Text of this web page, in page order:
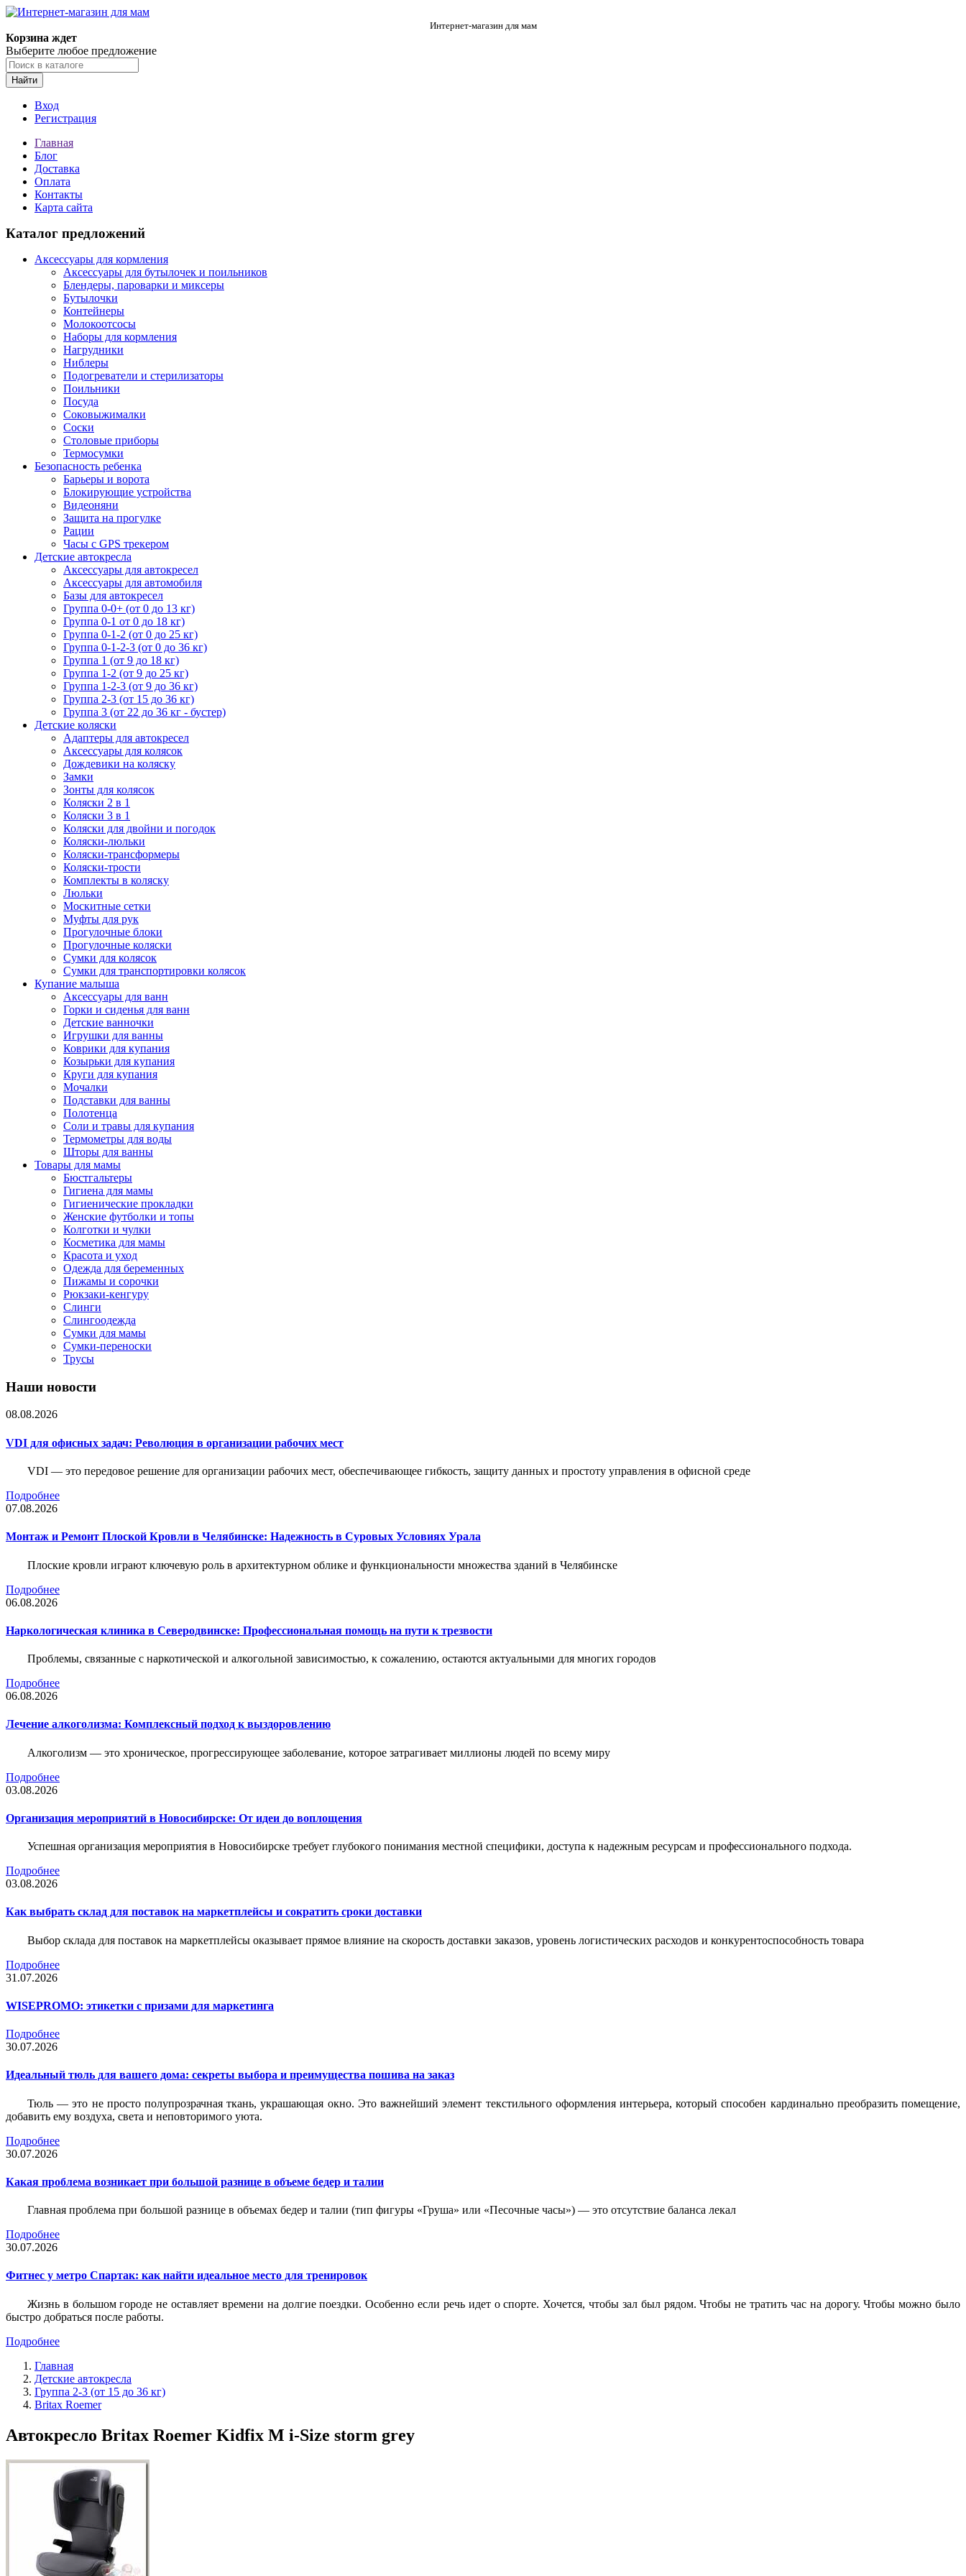
Интернет-магазин для мам
Корзина ждет
Выберите любое предложение
Найти
Вход
Регистрация
Главная
Блог
Доставка
Оплата
Контакты
Карта сайта
Каталог предложений
Аксессуары для кормления
Аксессуары для бутылочек и поильников
Блендеры, пароварки и миксеры
Бутылочки
Контейнеры
Молокоотсосы
Наборы для кормления
Нагрудники
Ниблеры
Подогреватели и стерилизаторы
Поильники
Посуда
Соковыжималки
Соски
Столовые приборы
Термосумки
Безопасность ребенка
Барьеры и ворота
Блокирующие устройства
Видеоняни
Защита на прогулке
Рации
Часы с GPS трекером
Детские автокресла
Аксессуары для автокресел
Аксессуары для автомобиля
Базы для автокресел
Группа 0-0+ (от 0 до 13 кг)
Группа 0-1 от 0 до 18 кг)
Группа 0-1-2 (от 0 до 25 кг)
Группа 0-1-2-3 (от 0 до 36 кг)
Группа 1 (от 9 до 18 кг)
Группа 1-2 (от 9 до 25 кг)
Группа 1-2-3 (от 9 до 36 кг)
Группа 2-3 (от 15 до 36 кг)
Группа 3 (от 22 до 36 кг - бустер)
Детские коляски
Адаптеры для автокресел
Аксессуары для колясок
Дождевики на коляску
Замки
Зонты для колясок
Коляски 2 в 1
Коляски 3 в 1
Коляски для двойни и погодок
Коляски-люльки
Коляски-трансформеры
Коляски-трости
Комплекты в коляску
Люльки
Москитные сетки
Муфты для рук
Прогулочные блоки
Прогулочные коляски
Сумки для колясок
Сумки для транспортировки колясок
Купание малыша
Аксессуары для ванн
Горки и сиденья для ванн
Детские ванночки
Игрушки для ванны
Коврики для купания
Козырьки для купания
Круги для купания
Мочалки
Подставки для ванны
Полотенца
Соли и травы для купания
Термометры для воды
Шторы для ванны
Товары для мамы
Бюстгальтеры
Гигиена для мамы
Гигиенические прокладки
Женские футболки и топы
Колготки и чулки
Косметика для мамы
Красота и уход
Одежда для беременных
Пижамы и сорочки
Рюкзаки-кенгуру
Слинги
Слингоодежда
Сумки для мамы
Сумки-переноски
Трусы
Наши новости
08.08.2026
VDI для офисных задач: Революция в организации рабочих мест
VDI — это передовое решение для организации рабочих мест, обеспечивающее гибкость, защиту данных и простоту управления в офисной среде
Подробнее
07.08.2026
Монтаж и Ремонт Плоской Кровли в Челябинске: Надежность в Суровых Условиях Урала
Плоские кровли играют ключевую роль в архитектурном облике и функциональности множества зданий в Челябинске
Подробнее
06.08.2026
Наркологическая клиника в Северодвинске: Профессиональная помощь на пути к трезвости
Проблемы, связанные с наркотической и алкогольной зависимостью, к сожалению, остаются актуальными для многих городов
Подробнее
06.08.2026
Лечение алкоголизма: Комплексный подход к выздоровлению
Алкоголизм — это хроническое, прогрессирующее заболевание, которое затрагивает миллионы людей по всему миру
Подробнее
03.08.2026
Организация мероприятий в Новосибирске: От идеи до воплощения
Успешная организация мероприятия в Новосибирске требует глубокого понимания местной специфики, доступа к надежным ресурсам и профессионального подхода.
Подробнее
03.08.2026
Как выбрать склад для поставок на маркетплейсы и сократить сроки доставки
Выбор склада для поставок на маркетплейсы оказывает прямое влияние на скорость доставки заказов, уровень логистических расходов и конкурентоспособность товара
Подробнее
31.07.2026
WISEPROMO: этикетки с призами для маркетинга
Подробнее
30.07.2026
Идеальный тюль для вашего дома: секреты выбора и преимущества пошива на заказ
Тюль — это не просто полупрозрачная ткань, украшающая окно. Это важнейший элемент текстильного оформления интерьера, который способен кардинально преобразить помещение,
добавить ему воздуха, света и неповторимого уюта.
Подробнее
30.07.2026
Какая проблема возникает при большой разнице в объеме бедер и талии
Главная проблема при большой разнице в объемах бедер и талии (тип фигуры «Груша» или «Песочные часы») — это отсутствие баланса лекал
Подробнее
30.07.2026
Фитнес у метро Спартак: как найти идеальное место для тренировок
Жизнь в большом городе не оставляет времени на долгие поездки. Особенно если речь идет о спорте. Хочется, чтобы зал был рядом. Чтобы не тратить час на дорогу. Чтобы можно было
быстро добраться после работы.
Подробнее
Главная
Детские автокресла
Группа 2-3 (от 15 до 36 кг)
Britax Roemer
Автокресло Britax Roemer Kidfix M i-Size storm grey